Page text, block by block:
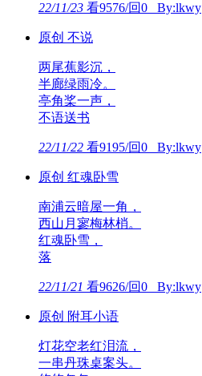
22/11/23 看9576/回0 By:lkwy
原创 不说
两尾蕉影沉，
半廊绿雨冷。
亭角桨一声，
不语送书
22/11/22 看9195/回0 By:lkwy
原创 红魂卧雪
南浦云暗屋一角，
西山月寥梅林梢。
红魂卧雪，
落
22/11/21 看9626/回0 By:lkwy
原创 附耳小语
灯花空老红泪流，
一串丹珠桌案头。